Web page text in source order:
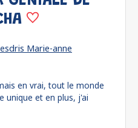
Marie-anne
en vrai, tout le monde
unique et en plus, j'ai